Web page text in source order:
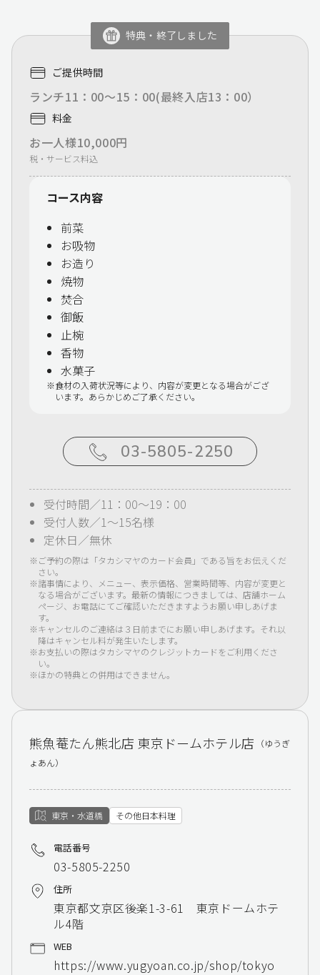
特典・終了しました
ご提供時間
ランチ11：00～15：00(最終入店13：00）
料金
お一人様10,000円
税・サービス料込
コース内容
前菜
お吸物
お造り
焼物
焚合
御飯
止椀
香物
水菓子
食材の入荷状況等により、内容が変更となる場合がござ
います。あらかじめご了承ください。
03-5805-2250
受付時間／11：00～19：00
受付人数／1～15名様
定休日／無休
ご予約の際は「タカシマヤのカード会員」である旨をお伝えくだ
さい。
諸事情により、メニュー、表示価格、営業時間等、内容が変更と
なる場合がございます。最新の情報につきましては、店舗ホーム
ページ、お電話にてご確認いただきますようお願い申しあげま
す。
キャンセルのご連絡は３日前までにお願い申しあげます。それ以
降はキャンセル料が発生いたします。
お支払いの際はタカシマヤのクレジットカードをご利用くださ
い。
ほかの特典との併用はできません。
熊魚菴たん熊北店 東京ドームホテル店
（ゆうぎ
ょあん）
東京・水道橋 その他日本料理
電話番号
03-5805-2250
住所
東京都文京区後楽1-3-61 東京ドームホテ
ル4階
WEB
https://www.yugyoan.co.jp/shop/tokyo